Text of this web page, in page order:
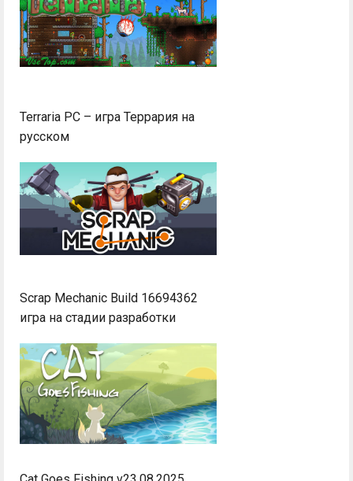
Terraria PC – игра Террария на
русском
Scrap Mechanic Build 16694362
игра на стадии разработки